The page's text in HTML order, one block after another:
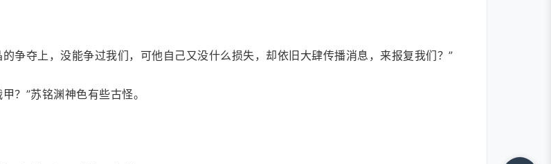
争夺上，没能争过我们，可他自己又没什么损失，却依旧大肆传播消息，来报复我们？”
？”苏铭渊神色有些古怪。